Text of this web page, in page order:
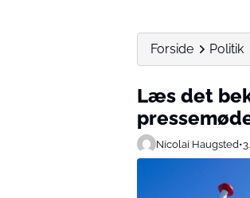
Forside Politik
Læs det
Nicolai Haugsted•